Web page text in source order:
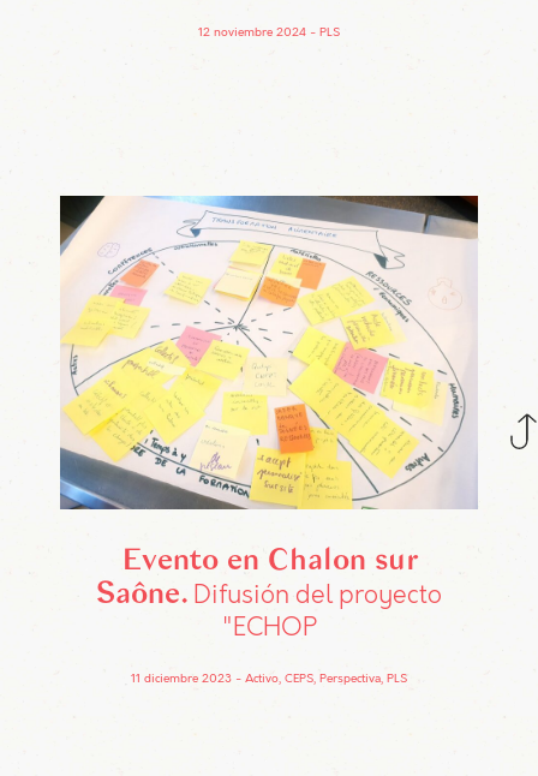
12 noviembre 2024 PLS
Evento en Chalon sur
Saône Difusión del proyecto
"ECHOP
11 diciembre 2023 Activo, CEPS, Perspectiva, PLS